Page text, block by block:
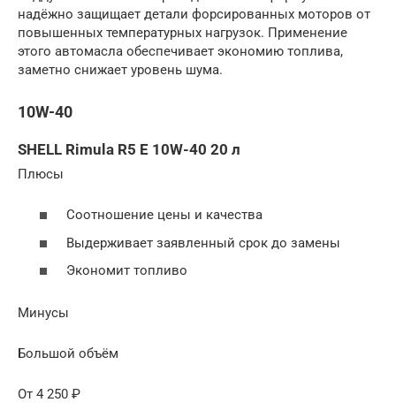
надёжно защищает детали форсированных моторов от
повышенных температурных нагрузок. Применение
этого автомасла обеспечивает экономию топлива,
заметно снижает уровень шума.
10W-40
SHELL Rimula R5 E 10W-40 20 л
Плюсы
Соотношение цены и качества
Выдерживает заявленный срок до замены
Экономит топливо
Минусы
Большой объём
От 4 250 ₽